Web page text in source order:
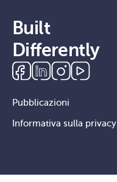
Built
Differently
Pubblicazioni
Informativa sulla privacy